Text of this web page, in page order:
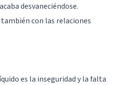
desvaneciéndose.
con las relaciones
es la inseguridad y la falta